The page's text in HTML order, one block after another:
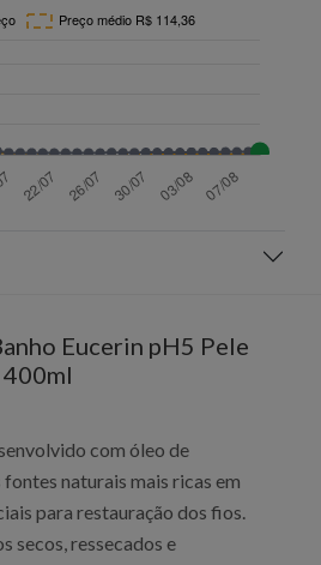
Eucerin pH5 Pele
400ml
com óleo de
naturais mais ricas em
para restauração dos fios.
secos, ressecados e